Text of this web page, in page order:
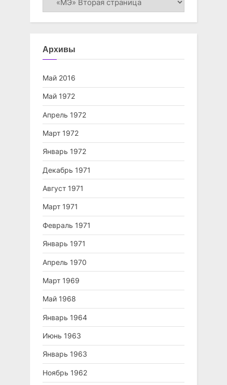
Архивы
Май 2016
Май 1972
Апрель 1972
Март 1972
Январь 1972
Декабрь 1971
Август 1971
Март 1971
Февраль 1971
Январь 1971
Апрель 1970
Март 1969
Май 1968
Январь 1964
Июнь 1963
Январь 1963
Ноябрь 1962